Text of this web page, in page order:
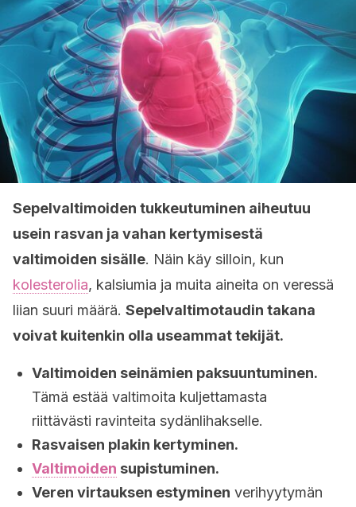
Sepelvaltimoiden tukkeutuminen aiheutuu
usein rasvan ja vahan kertymisestä
valtimoiden sisälle. Näin käy silloin, kun
kolesterolia, kalsiumia ja muita aineita on veressä
liian suuri määrä. Sepelvaltimotaudin takana
voivat kuitenkin olla useammat tekijät.
Valtimoiden seinämien paksuuntuminen.
Tämä estää valtimoita kuljettamasta
riittävästi ravinteita sydänlihakselle.
Rasvaisen plakin kertyminen.
Valtimoiden supistuminen.
Veren virtauksen estyminen verihyytymän